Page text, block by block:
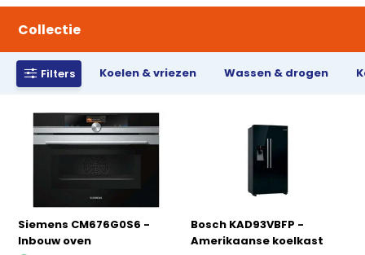
Collectie
Filters Koelen & vriezen Wassen & drogen
Siemens CM676G0S6 -
Inbouw oven
Bosch KAD93VBFP -
Amerikaanse koelkast